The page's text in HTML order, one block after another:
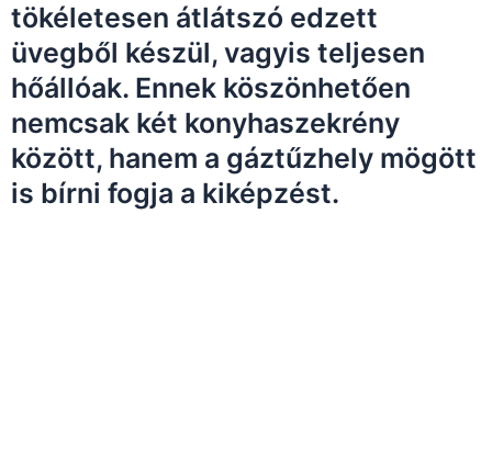
tökéletesen átlátszó edzett
üvegből készül, vagyis teljesen
hőállóak. Ennek köszönhetően
nemcsak két konyhaszekrény
között, hanem a gáztűzhely mögött
is bírni fogja a kiképzést.